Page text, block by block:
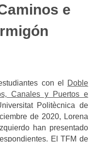
e
con el
Doble
Canales y Puertos e
Politècnica de
de 2020, Lorena
han presentado
El TFM de